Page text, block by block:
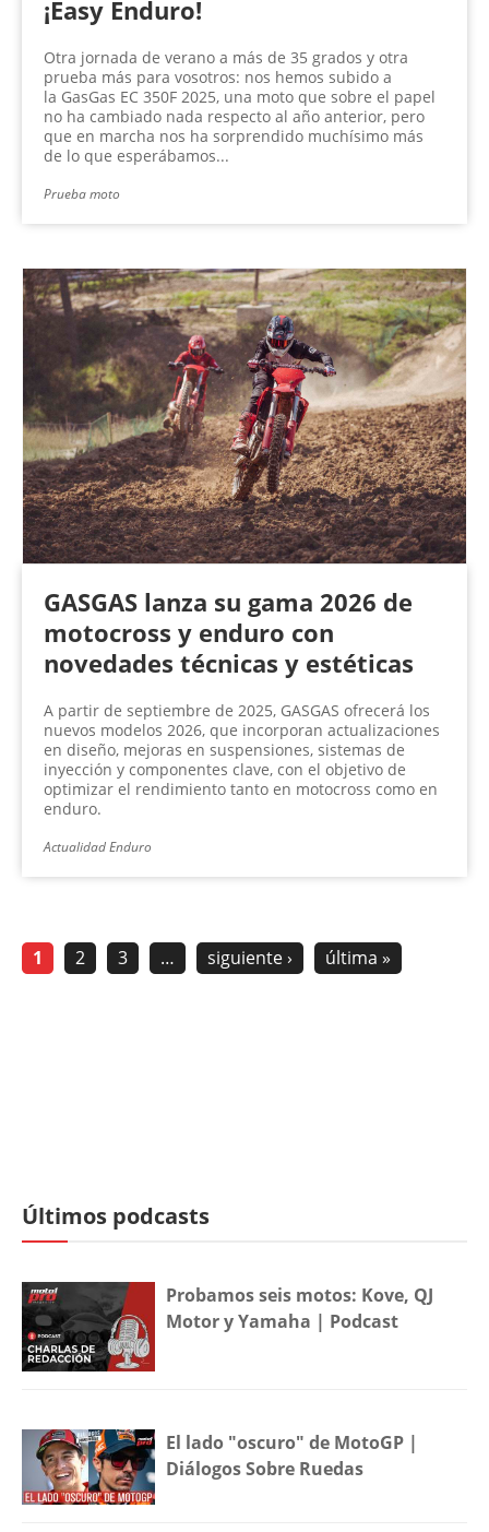
¡Easy Enduro!
Otra jornada de verano a más de 35 grados y otra
prueba más para vosotros: nos hemos subido a
la GasGas EC 350F 2025, una moto que sobre el papel
no ha cambiado nada respecto al año anterior, pero
que en marcha nos ha sorprendido muchísimo más
de lo que esperábamos...
Prueba moto
GASGAS lanza su gama 2026 de
motocross y enduro con
novedades técnicas y estéticas
A partir de septiembre de 2025, GASGAS ofrecerá los
nuevos modelos 2026, que incorporan actualizaciones
en diseño, mejoras en suspensiones, sistemas de
inyección y componentes clave, con el objetivo de
optimizar el rendimiento tanto en motocross como en
enduro.
Actualidad Enduro
1 2 3 … siguiente › última »
Últimos podcasts
Probamos seis motos: Kove, QJ
Motor y Yamaha | Podcast
El lado "oscuro" de MotoGP |
Diálogos Sobre Ruedas